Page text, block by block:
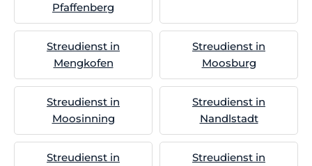
Pfaffenberg
Streudienst in
Mengkofen
Streudienst in
Moosburg
Streudienst in
Moosinning
Streudienst in
Nandlstadt
Streudienst in
Streudienst in